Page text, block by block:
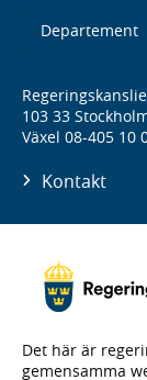
Departement
103 33
Växel 08-405 10
Kontakt
Det här är
gemensamma